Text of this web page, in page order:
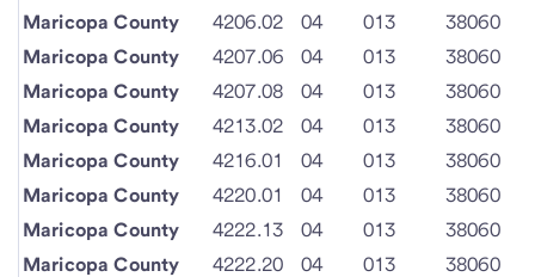
Maricopa County
4206.02 04 013
38060
Maricopa County
4207.06 04 013
38060
Maricopa County
4207.08 04 013
38060
Maricopa County
4213.02 04 013
38060
Maricopa County
4216.01 04 013
38060
Maricopa County
4220.01 04 013
38060
Maricopa County
4222.13 04 013
38060
Maricopa County
4222.20 04 013
38060